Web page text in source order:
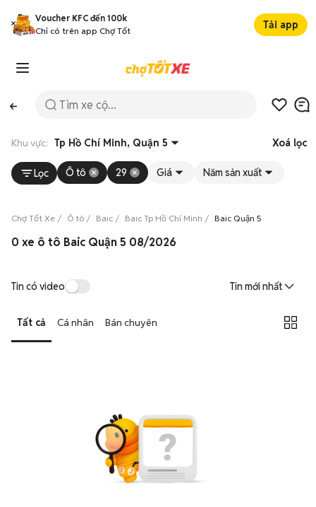
Voucher KFC đến 100k
Chỉ có trên app Chợ Tốt
Tải app
Khu vực: Tp Hồ Chí Minh, Quận 5 Xoá lọc
Lọc Ô tô 29 Giá Năm sản xuất
Chợ Tốt Xe Ô tô Baic Baic Tp Hồ Chí Minh Baic Quận 5
0 xe ô tô Baic Quận 5 08/2026
Tin có video Tin mới nhất
Tất cả Cá nhân Bán chuyên